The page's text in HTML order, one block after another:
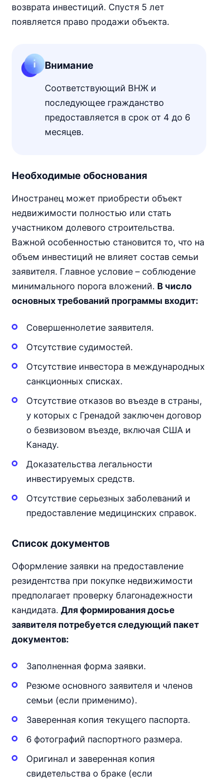
возврата инвестиций. Спустя 5 лет
появляется право продажи объекта.
Внимание
Соответствующий ВНЖ и
последующее гражданство
предоставляется в срок от 4 до 6
месяцев.
Необходимые обоснования
Иностранец может приобрести объект
недвижимости полностью или стать
участником долевого строительства.
Важной особенностью становится то, что на
объем инвестиций не влияет состав семьи
заявителя. Главное условие – соблюдение
минимального порога вложений. В число
основных требований программы входит:
Совершеннолетие заявителя.
Отсутствие судимостей.
Отсутствие инвестора в международных
санкционных списках.
Отсутствие отказов во въезде в страны,
у которых с Гренадой заключен договор
о безвизовом въезде, включая США и
Канаду.
Доказательства легальности
инвестируемых средств.
Отсутствие серьезных заболеваний и
предоставление медицинских справок.
Список документов
Оформление заявки на предоставление
резидентства при покупке недвижимости
предполагает проверку благонадежности
кандидата. Для формирования досье
заявителя потребуется следующий пакет
документов:
Заполненная форма заявки.
Резюме основного заявителя и членов
семьи (если применимо).
Заверенная копия текущего паспорта.
6 фотографий паспортного размера.
Оригинал и заверенная копия
свидетельства о браке (если